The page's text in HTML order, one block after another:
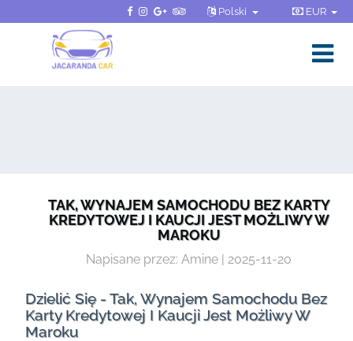
Polski EUR
TAK, WYNAJEM SAMOCHODU BEZ KARTY
KREDYTOWEJ I KAUCJI JEST MOŻLIWY W
MAROKU
Napisane przez: Amine | 2025-11-20
Dzielić Się - Tak, Wynajem Samochodu Bez
Karty Kredytowej I Kaucji Jest Możliwy W
Maroku